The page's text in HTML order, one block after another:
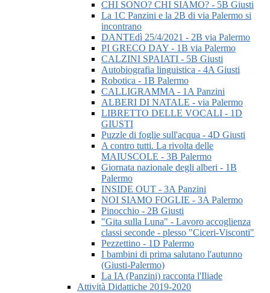
CHI SONO? CHI SIAMO? - 5B Giusti
La 1C Panzini e la 2B di via Palermo si
incontrano
DANTEdì 25/4/2021 - 2B via Palermo
PI GRECO DAY - 1B via Palermo
CALZINI SPAIATI - 5B Giusti
Autobiografia linguistica - 4A Giusti
Robotica - 1B Palermo
CALLIGRAMMA - 1A Panzini
ALBERI DI NATALE - via Palermo
LIBRETTO DELLE VOCALI - 1D
GIUSTI
Puzzle di foglie sull'acqua - 4D Giusti
A contro tutti. La rivolta delle
MAIUSCOLE - 3B Palermo
Giornata nazionale degli alberi - 1B
Palermo
INSIDE OUT - 3A Panzini
NOI SIAMO FOGLIE - 3A Palermo
Pinocchio - 2B Giusti
"Gita sulla Luna" - Lavoro accoglienza
classi seconde - plesso "Ciceri-Visconti"
Pezzettino - 1D Palermo
I bambini di prima salutano l'autunno
(Giusti-Palermo)
La IA (Panzini) racconta l'Iliade
Attività Didattiche 2019-2020